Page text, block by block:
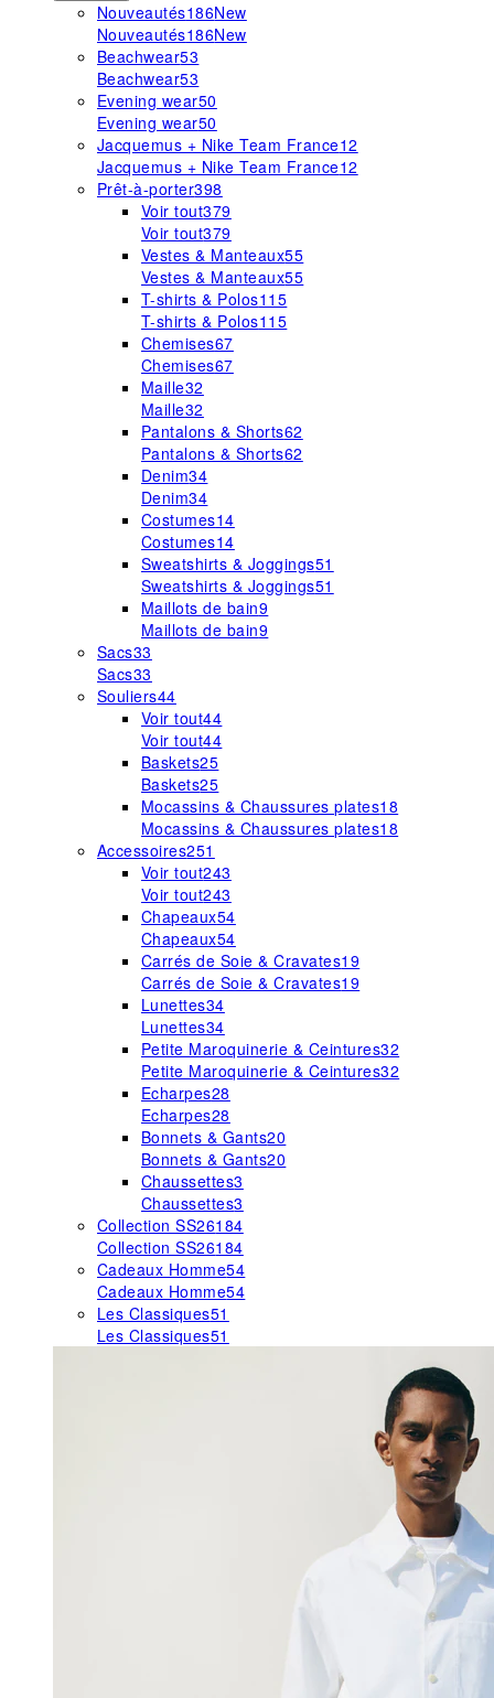
Nouveautés186New
Nouveautés186New
Beachwear53
Beachwear53
Evening wear50
Evening wear50
Jacquemus + Nike Team France12
Jacquemus + Nike Team France12
Prêt-à-porter398
Voir tout379
Voir tout379
Vestes & Manteaux55
Vestes & Manteaux55
T-shirts & Polos115
T-shirts & Polos115
Chemises67
Chemises67
Maille32
Maille32
Pantalons & Shorts62
Pantalons & Shorts62
Denim34
Denim34
Costumes14
Costumes14
Sweatshirts & Joggings51
Sweatshirts & Joggings51
Maillots de bain9
Maillots de bain9
Sacs33
Sacs33
Souliers44
Voir tout44
Voir tout44
Baskets25
Baskets25
Mocassins & Chaussures plates18
Mocassins & Chaussures plates18
Accessoires251
Voir tout243
Voir tout243
Chapeaux54
Chapeaux54
Carrés de Soie & Cravates19
Carrés de Soie & Cravates19
Lunettes34
Lunettes34
Petite Maroquinerie & Ceintures32
Petite Maroquinerie & Ceintures32
Echarpes28
Echarpes28
Bonnets & Gants20
Bonnets & Gants20
Chaussettes3
Chaussettes3
Collection SS26184
Collection SS26184
Cadeaux Homme54
Cadeaux Homme54
Les Classiques51
Les Classiques51